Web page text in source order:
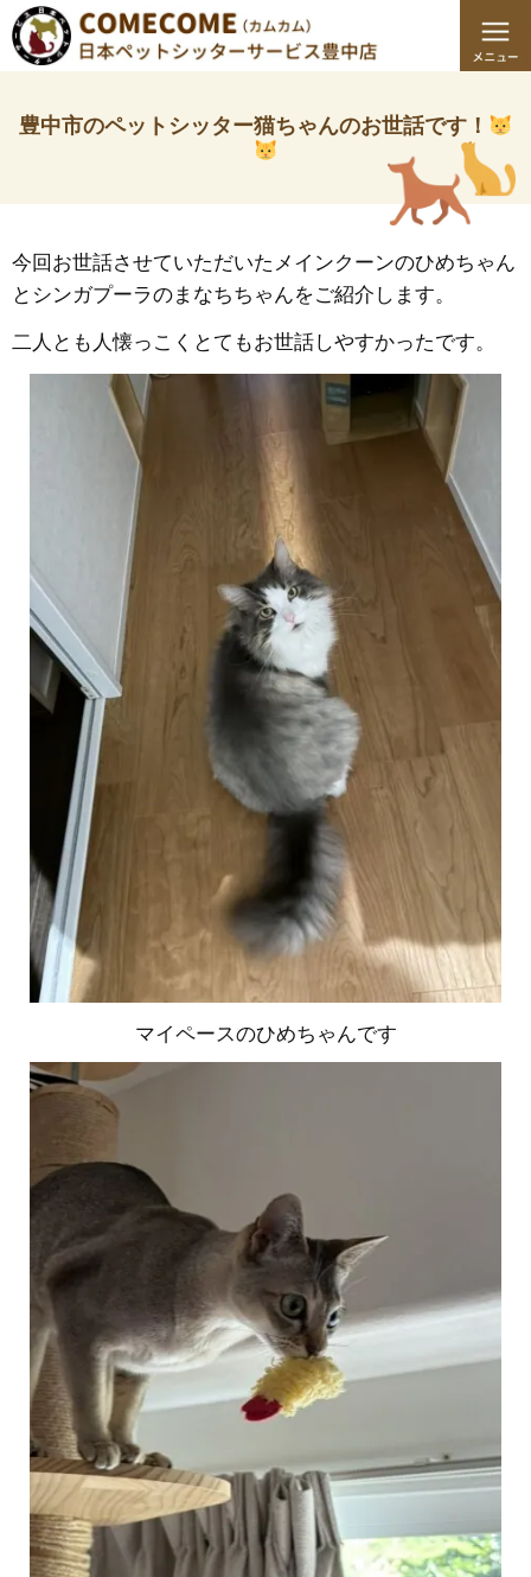
豊中市のペットシッター猫ちゃんのお世話です！
今回お世話させていただいたメインクーンのひめちゃん
とシンガプーラのまなちちゃんをご紹介します。
二人とも人懐っこくとてもお世話しやすかったです。
マイペースのひめちゃんです